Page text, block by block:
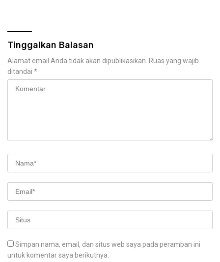
Tinggalkan Balasan
Alamat email Anda tidak akan dipublikasikan. Ruas yang wajib
ditandai *
Simpan nama, email, dan situs web saya pada peramban ini
untuk komentar saya berikutnya.